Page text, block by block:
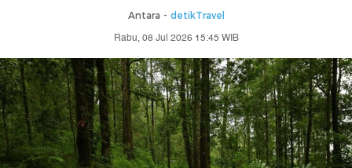
Antara - detikTravel
Rabu, 08 Jul 2026 15:45 WIB